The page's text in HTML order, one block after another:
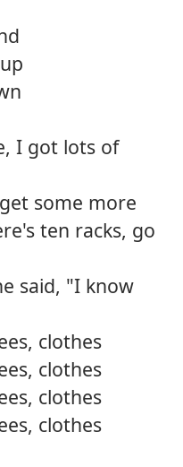
I got lots of
some more
ten racks, go
said, "I know
clothes
clothes
clothes
clothes